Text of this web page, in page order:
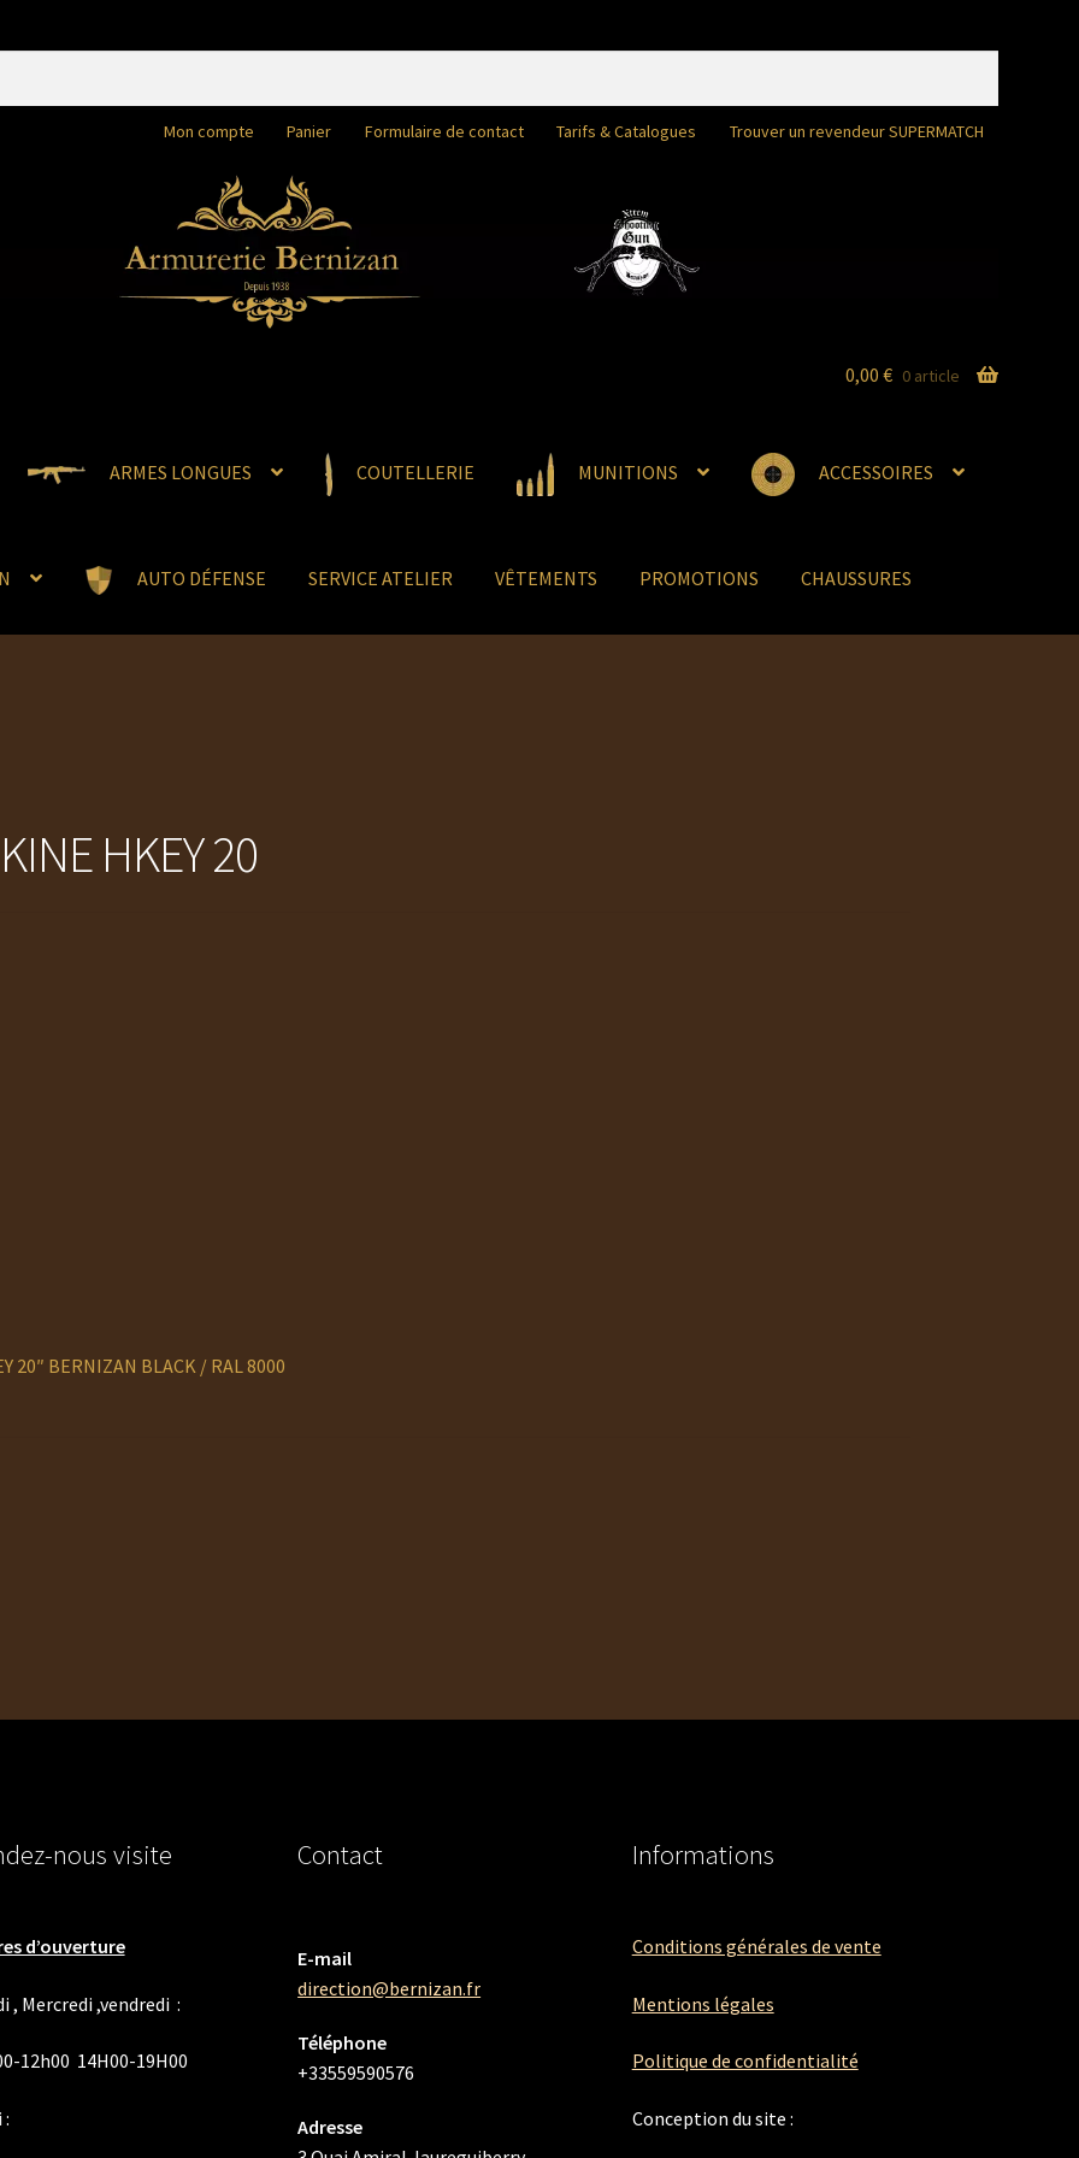
Mon compte Panier Formulaire de contact Tarifs & Catalogues Trouver un revendeur SUPERMATCH
ARMES LONGUES COUTELLERIE MUNITIONS ACCESSOIRES
AUTO DÉFENSE SERVICE ATELIER VÊTEMENTS PROMOTIONS CHAUSSURES
0,00 € 0 article
HKEY 20
20″ BERNIZAN BLACK / RAL 8000
nous visite
d’ouverture
, Mercredi ,vendredi :
12h00 14H00-19H00
:
Contact
E-mail
direction@bernizan.fr
Téléphone
+33559590576
Adresse
Informations
Conditions générales de vente
Mentions légales
Politique de confidentialité
Conception du site :